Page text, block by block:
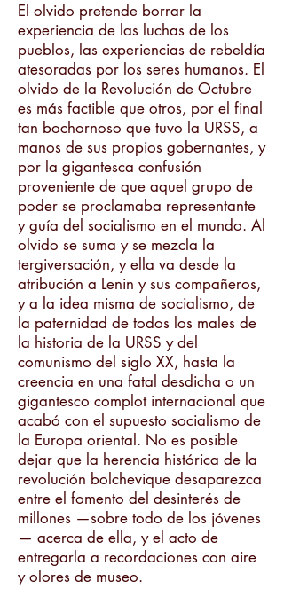
El olvido pretende borrar la
experiencia de las luchas de los
pueblos, las experiencias de rebeldía
atesoradas por los seres humanos. El
olvido de la Revolución de Octubre
es más factible que otros, por el final
tan bochornoso que tuvo la URSS, a
manos de sus propios gobernantes, y
por la gigantesca confusión
proveniente de que aquel grupo de
poder se proclamaba representante
y guía del socialismo en el mundo. Al
olvido se suma y se mezcla la
tergiversación, y ella va desde la
atribución a Lenin y sus compañeros,
y a la idea misma de socialismo, de
la paternidad de todos los males de
la historia de la URSS y del
comunismo del siglo XX, hasta la
creencia en una fatal desdicha o un
gigantesco complot internacional que
acabó con el supuesto socialismo de
la Europa oriental. No es posible
dejar que la herencia histórica de la
revolución bolchevique desaparezca
entre el fomento del desinterés de
millones —sobre todo de los jóvenes
— acerca de ella, y el acto de
entregarla a recordaciones con aire
y olores de museo.